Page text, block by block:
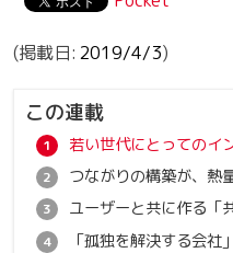
2019/4/3
この連載
つながりの構築が、熱
「孤独を解決する会社